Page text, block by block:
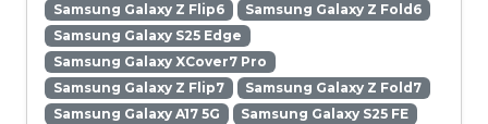
Samsung Galaxy Z Flip6
Samsung Galaxy Z Fold6
Samsung Galaxy S25 Edge
Samsung Galaxy XCover7 Pro
Samsung Galaxy Z Flip7
Samsung Galaxy Z Fold7
Samsung Galaxy A17 5G
Samsung Galaxy S25 FE